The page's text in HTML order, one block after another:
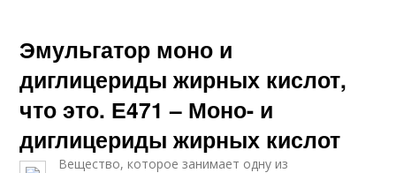
Эмульгатор моно и
диглицериды жирных кислот,
что это. Е471 – Моно- и
диглицериды жирных кислот
Вещество, которое занимает одну из